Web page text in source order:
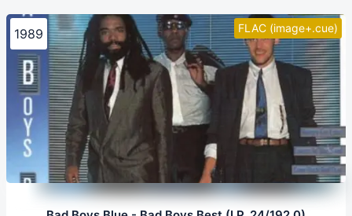
FLAC (image+.cue)
1989